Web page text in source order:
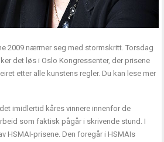
2009 nærmer seg med stormskritt. Torsdag
det løs i Oslo Kongressenter, der prisene
etter alle kunstens regler. Du kan lese mer
imidlertid kåres vinnere innenfor de
som faktisk pågår i skrivende stund. I
HSMAI-prisene. Den foregår i HSMAIs